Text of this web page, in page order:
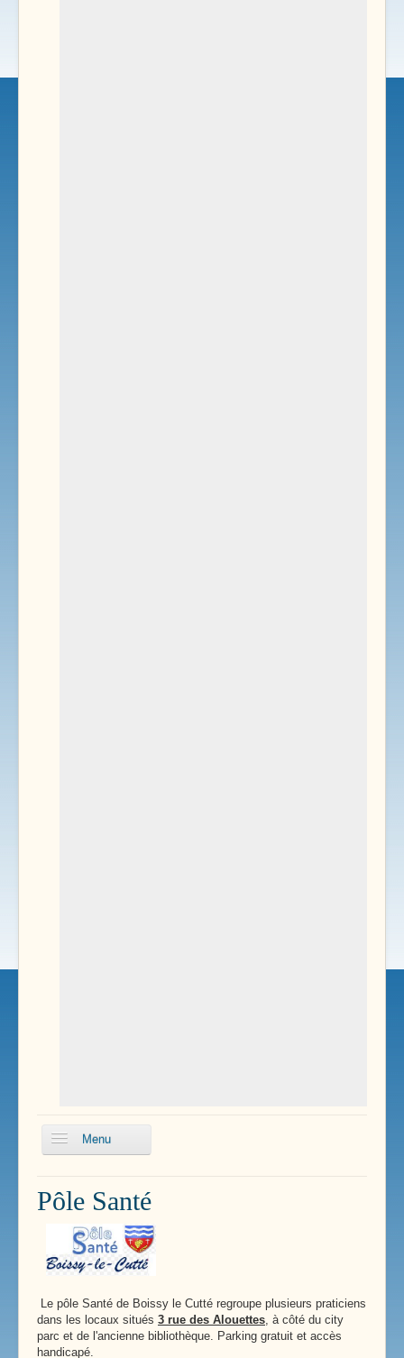
Menu
Services Communaux
Renseignements Pratiques
Pôle Santé
Le pôle Santé de Boissy le Cutté regroupe plusieurs praticiens
dans les locaux situés 3 rue des Alouettes , à côté du city
parc et de l'ancienne bibliothèque. Parking gratuit et accès
handicapé.